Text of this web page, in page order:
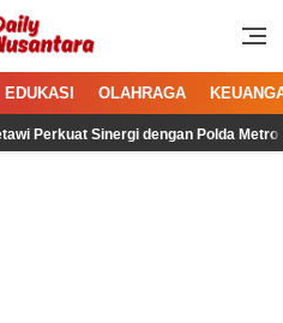
Menginspirasi
EDUKASI OLAHRAGA
Sinergi dengan Polda Metro